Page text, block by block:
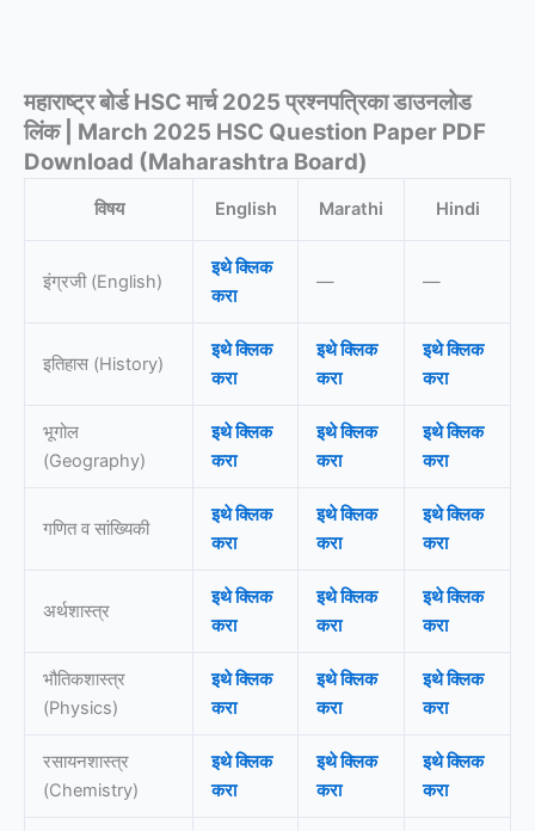
महाराष्ट्र बोर्ड HSC मार्च 2025 प्रश्नपत्रिका डाउनलोड
लिंक | March 2025 HSC Question Paper PDF
Download (Maharashtra Board)
विषय English Marathi Hindi
इंग्रजी (English)
इथे क्लिक
करा
— —
इतिहास (History)
इथे क्लिक
करा
इथे क्लिक
करा
इथे क्लिक
करा
भूगोल
(Geography)
इथे क्लिक
करा
इथे क्लिक
करा
इथे क्लिक
करा
गणित व सांख्यिकी
इथे क्लिक
करा
इथे क्लिक
करा
इथे क्लिक
करा
अर्थशास्त्र
इथे क्लिक
करा
इथे क्लिक
करा
इथे क्लिक
करा
भौतिकशास्त्र
(Physics)
इथे क्लिक
करा
इथे क्लिक
करा
इथे क्लिक
करा
रसायनशास्त्र
(Chemistry)
इथे क्लिक
करा
इथे क्लिक
करा
इथे क्लिक
करा